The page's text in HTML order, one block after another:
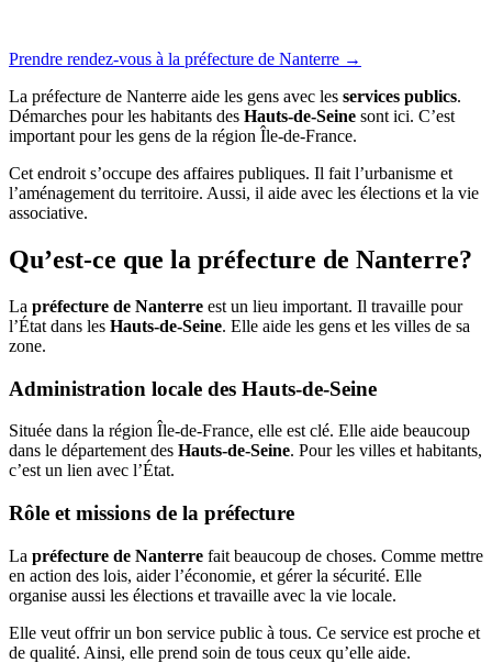
Prendre rendez-vous à la préfecture de Nanterre →
La préfecture de Nanterre aide les gens avec les services publics.
Démarches pour les habitants des Hauts-de-Seine sont ici. C’est
important pour les gens de la région Île-de-France.
Cet endroit s’occupe des affaires publiques. Il fait l’urbanisme et
l’aménagement du territoire. Aussi, il aide avec les élections et la vie
associative.
Qu’est-ce que la préfecture de Nanterre?
La préfecture de Nanterre est un lieu important. Il travaille pour
l’État dans les Hauts-de-Seine. Elle aide les gens et les villes de sa
zone.
Administration locale des Hauts-de-Seine
Située dans la région Île-de-France, elle est clé. Elle aide beaucoup
dans le département des Hauts-de-Seine. Pour les villes et habitants,
c’est un lien avec l’État.
Rôle et missions de la préfecture
La préfecture de Nanterre fait beaucoup de choses. Comme mettre
en action des lois, aider l’économie, et gérer la sécurité. Elle
organise aussi les élections et travaille avec la vie locale.
Elle veut offrir un bon service public à tous. Ce service est proche et
de qualité. Ainsi, elle prend soin de tous ceux qu’elle aide.